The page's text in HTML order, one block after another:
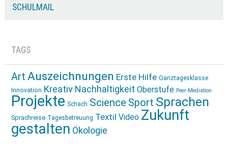
SCHULMAIL
TAGS
Art Auszeichnungen Erste Hilfe Ganztagesklasse
Innovation Kreativ Nachhaltigkeit Oberstufe Peer-Mediation
Projekte Schach Science Sport Sprachen
Sprachreise Tagesbetreuung Textil Video Zukunft
gestalten Ökologie